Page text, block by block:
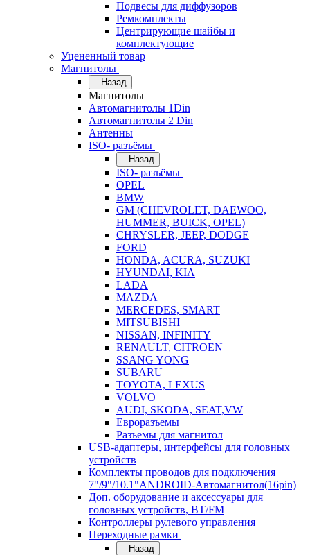
Подвесы для диффузоров
Ремкомплекты
Центрирующие шайбы и
комплектующие
Уцененный товар
Магнитолы
Назад
Магнитолы
Автомагнитолы 1Din
Автомагнитолы 2 Din
Антенны
ISO- разъёмы
Назад
ISO- разъёмы
OPEL
BMW
GM (CHEVROLET, DAEWOO,
HUMMER, BUICK, OPEL)
CHRYSLER, JEEP, DODGE
FORD
HONDA, ACURA, SUZUKI
HYUNDAI, KIA
LADA
MAZDA
MERCEDES, SMART
MITSUBISHI
NISSAN, INFINITY
RENAULT, CITROEN
SSANG YONG
SUBARU
TOYOTA, LEXUS
VOLVO
AUDI, SKODA, SEAT,VW
Евроразъемы
Разъемы для магнитол
USB-адаптеры, интерфейсы для головных
устройств
Комплекты проводов для подключения
7"/9"/10.1"ANDROID-Автомагнитол(16pin)
Доп. оборудование и аксессуары для
головных устройств, BT/FM
Контроллеры рулевого управления
Переходные рамки
Назад